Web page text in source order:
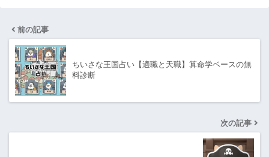
前の記事
ちいさな王国占い【適職と天職】算命学ベースの無
料診断
次の記事